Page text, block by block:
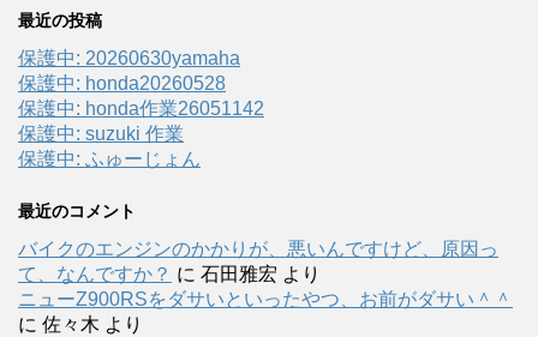
最近の投稿
保護中: 20260630yamaha
保護中: honda20260528
保護中: honda作業26051142
保護中: suzuki 作業
保護中: ふゅーじょん
最近のコメント
バイクのエンジンのかかりが、悪いんですけど、原因っ
て、なんですか？ に 石田雅宏 より
ニューZ900RSをダサいといったやつ、お前がダサい＾＾
に 佐々木 より